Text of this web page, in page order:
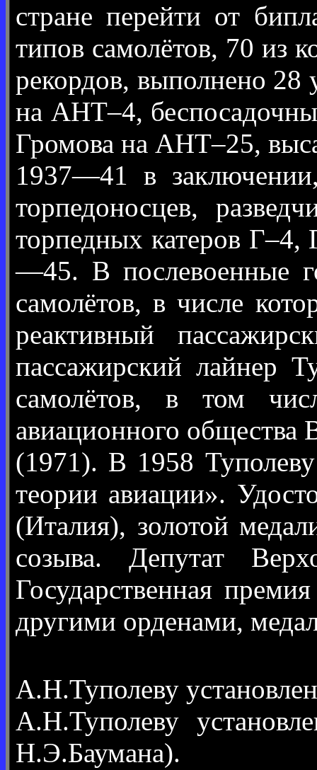
стране перейти от
типов самолётов, 70 из
рекордов, выполнено 28
на АНТ–4,
Громова на АНТ–25,
1937—41 в
торпедоносцев,
торпедных катеров Г–4,
—45. В послевоенные
самолётов, в числе
реактивный
пассажирский лайнер
самолётов, в том
авиационного общества
(1971). В 1958
теории авиации».
(Италия), золотой
созыва. Депутат
Государственная
другими орденами,
А.Н.Туполеву
А.Н.Туполеву
Н.Э.Баумана).